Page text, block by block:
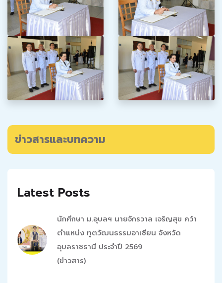
ข่าวสารและบทความ
Latest Posts
นักศึกษา ม.อุบลฯ นายจักรวาล เจริญสุข คว้า
ตำแหน่ง ทูตวัฒนธรรมอาเซียน จังหวัด
อุบลราชธานี ประจำปี 2569
(ข่าวสาร)